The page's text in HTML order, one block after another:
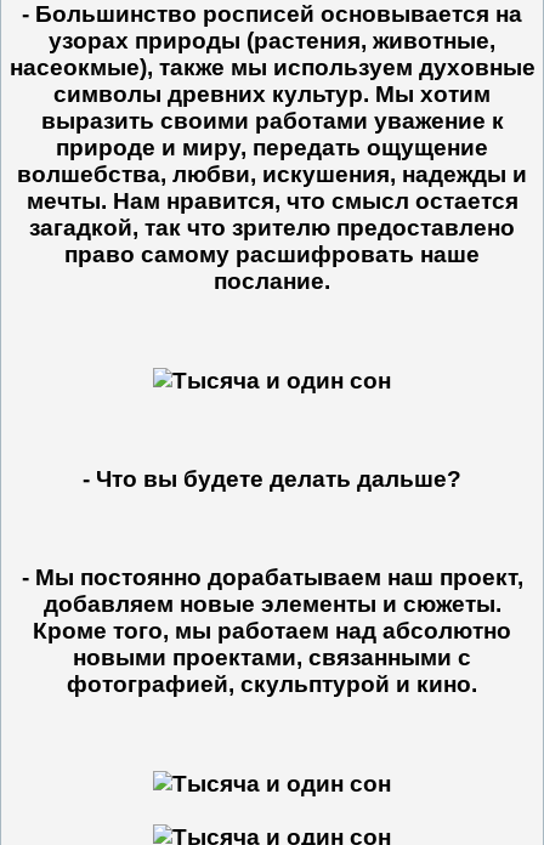
- Большинство росписей основывается на
узорах природы (растения, животные,
насеокмые), также мы используем духовные
символы древних культур. Мы хотим
выразить своими работами уважение к
природе и миру, передать ощущение
волшебства, любви, искушения, надежды и
мечты. Нам нравится, что смысл остается
загадкой, так что зрителю предоставлено
право самому расшифровать наше
послание.
- Что вы будете делать дальше?
- Мы постоянно дорабатываем наш проект,
добавляем новые элементы и сюжеты.
Кроме того, мы работаем над абсолютно
новыми проектами, связанными с
фотографией, скульптурой и кино.